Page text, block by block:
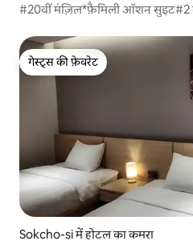
#20वीं मंज़िल*फ़ैमिली ऑशन सुइट#2
गेस्ट्स की फ़ेवरेट
गेस्ट्स की फ़ेवरेट
Sokcho-si में होटल का कमरा